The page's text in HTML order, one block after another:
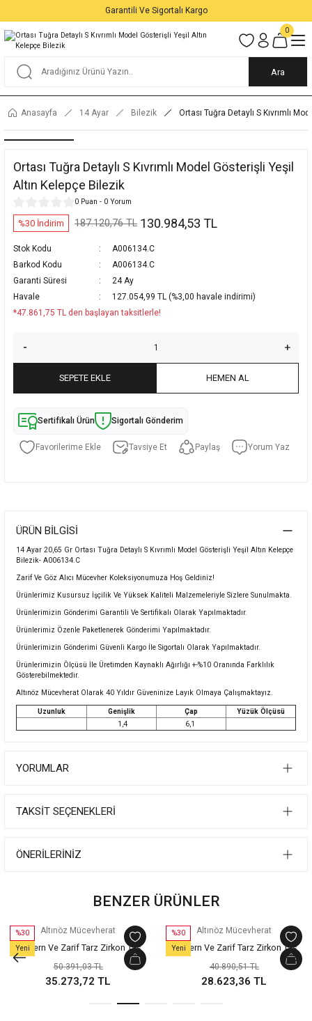
Garantili Ve Sigortalı Kargo
Ara
0
Anasayfa 14 Ayar Bilezik Ortası Tuğra Detaylı S Kıvrımlı
Ortası Tuğra Detaylı S Kıvrımlı Model Gösterişli Yeşil
Altın Kelepçe Bilezik
0 Puan - 0 Yorum
%30 İndirim 187.120,76 TL 130.984,53 TL
Stok Kodu
A006134.C
Barkod Kodu
A006134.C
Garanti Süresi
24 Ay
Havale
127.054,99 TL (%3,00 havale indirimi)
*47.861,75 TL den başlayan taksitlerle!
SEPETE EKLE HEMEN AL
Sertifikalı Ürün Sigortalı Gönderim
Tavsiye Et Paylaş Yorum Yaz
ÜRÜN BILGISI
14 Ayar 20,65 Gr Ortası Tuğra Detaylı S Kıvrımlı Model Gösterişli Yeşil Altın Kelepçe
Bilezik- A006134.C
Zarif Ve Göz Alıcı Mücevher Koleksiyonumuza Hoş Geldiniz!
Ürünlerimiz Kusursuz İşçilik Ve Yüksek Kaliteli Malzemeleriyle Sizlere Sunulmakta.
Ürünlerimizin Gönderimi Garantili Ve Sertifikalı Olarak Yapılmaktadır.
Ürünlerimiz Özenle Paketlenerek Gönderimi Yapılmaktadır.
Ürünlerimizin Gönderimi Güvenli Kargo İle Sigortalı Olarak Yapılmaktadır.
Ürünlerimizin Ölçüsü İle Üretimden Kaynaklı Ağırlığı +-%10 Oranında Farklılık
Gösterebilmektedir.
Altınöz Mücevherat Olarak 40 Yıldır Güveninize Layık Olmaya Çalışmaktayız.
Uzunluk Genişlik Çap
Yüzük Ölçüsü
1,4
6,1
YORUMLAR
TAKSIT SEÇENEKLERI
ÖNERILERINIZ
BENZER ÜRÜNLER
%30
Yeni
Altınöz Mücevherat
Modern Ve Zarif Tarz Zirkon Taş
Detaylı Yeşil Altın Kelepçe Bilezik
50.391,03 TL
35.273,72 TL
%30
Yeni
Altınöz Mücevherat
Modern Ve Zarif Tarz Zirkon Taş
Detaylı Yeşil Altın Kelepçe Bilezik
40.890,51 TL
28.623,36 TL